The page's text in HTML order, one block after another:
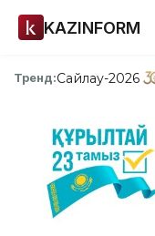
KAZINFORM
Тренд:Сайлау-2026